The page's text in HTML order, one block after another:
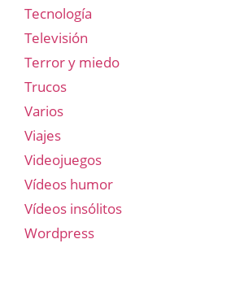
Tecnología
Televisión
Terror y miedo
Trucos
Varios
Viajes
Videojuegos
Vídeos humor
Vídeos insólitos
Wordpress